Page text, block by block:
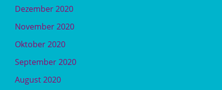
Dezember 2020
November 2020
Oktober 2020
September 2020
August 2020